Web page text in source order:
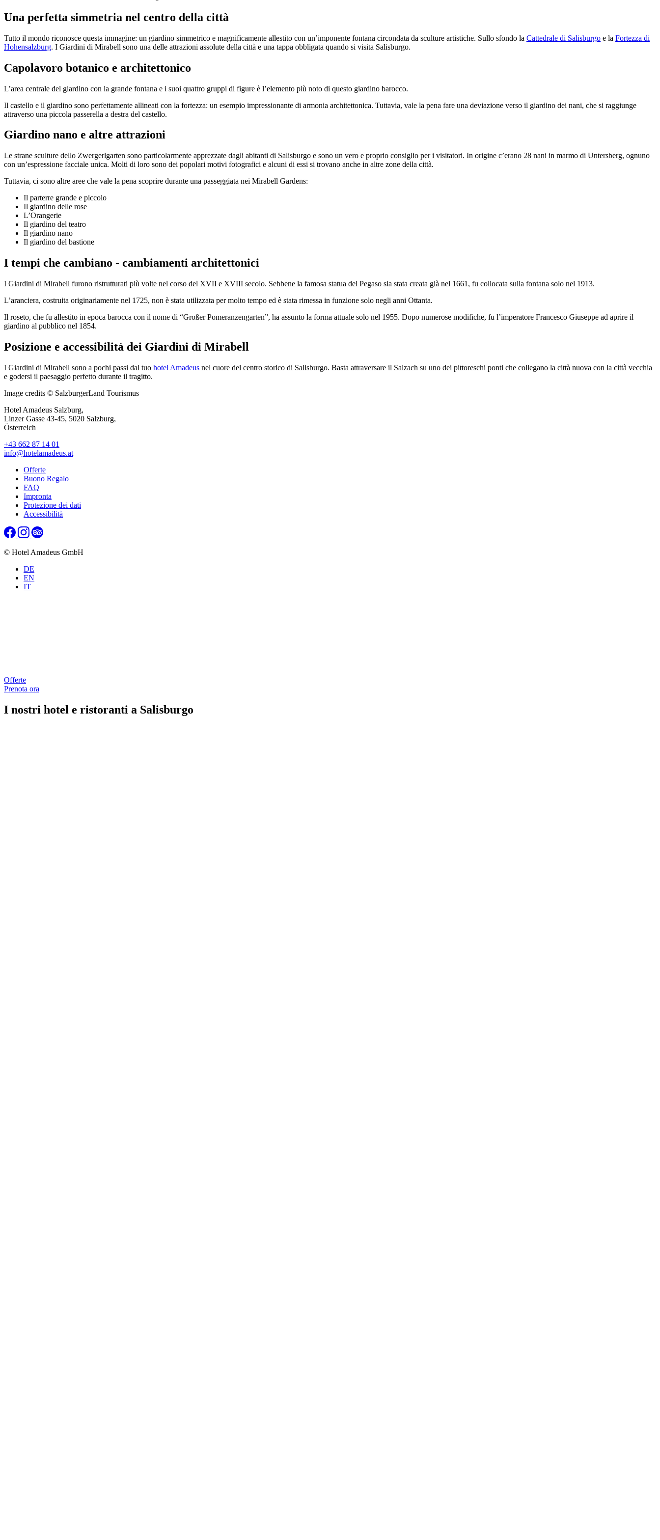
Una perfetta simmetria nel centro della città
Tutto il mondo riconosce questa immagine: un giardino simmetrico e magnificamente allestito con un’imponente fontana circondata da sculture artistiche. Sullo sfondo la Cattedrale di Salisburgo e la Fortezza di
Hohensalzburg. I Giardini di Mirabell sono una delle attrazioni assolute della città e una tappa obbligata quando si visita Salisburgo.
Capolavoro botanico e architettonico
L’area centrale del giardino con la grande fontana e i suoi quattro gruppi di figure è l’elemento più noto di questo giardino barocco.
Il castello e il giardino sono perfettamente allineati con la fortezza: un esempio impressionante di armonia architettonica. Tuttavia, vale la pena fare una deviazione verso il giardino dei nani, che si raggiunge
attraverso una piccola passerella a destra del castello.
Giardino nano e altre attrazioni
Le strane sculture dello Zwergerlgarten sono particolarmente apprezzate dagli abitanti di Salisburgo e sono un vero e proprio consiglio per i visitatori. In origine c’erano 28 nani in marmo di Untersberg, ognuno
con un’espressione facciale unica. Molti di loro sono dei popolari motivi fotografici e alcuni di essi si trovano anche in altre zone della città.
Tuttavia, ci sono altre aree che vale la pena scoprire durante una passeggiata nei Mirabell Gardens:
Il parterre grande e piccolo
Il giardino delle rose
L’Orangerie
Il giardino del teatro
Il giardino nano
Il giardino del bastione
I tempi che cambiano - cambiamenti architettonici
I Giardini di Mirabell furono ristrutturati più volte nel corso del XVII e XVIII secolo. Sebbene la famosa statua del Pegaso sia stata creata già nel 1661, fu collocata sulla fontana solo nel 1913.
L’aranciera, costruita originariamente nel 1725, non è stata utilizzata per molto tempo ed è stata rimessa in funzione solo negli anni Ottanta.
Il roseto, che fu allestito in epoca barocca con il nome di “Großer Pomeranzengarten”, ha assunto la forma attuale solo nel 1955. Dopo numerose modifiche, fu l’imperatore Francesco Giuseppe ad aprire il
giardino al pubblico nel 1854.
Posizione e accessibilità dei Giardini di Mirabell
I Giardini di Mirabell sono a pochi passi dal tuo hotel Amadeus nel cuore del centro storico di Salisburgo. Basta attraversare il Salzach su uno dei pittoreschi ponti che collegano la città nuova con la città vecchia
e godersi il paesaggio perfetto durante il tragitto.
Image credits © SalzburgerLand Tourismus
Hotel Amadeus Salzburg,
Linzer Gasse 43-45, 5020 Salzburg,
Österreich
+43 662 87 14 01
info@hotelamadeus.at
Offerte
Buono Regalo
FAQ
Impronta
Protezione dei dati
Accessibilità
© Hotel Amadeus GmbH
DE
EN
IT
Offerte
Prenota ora
I nostri hotel e ristoranti a Salisburgo